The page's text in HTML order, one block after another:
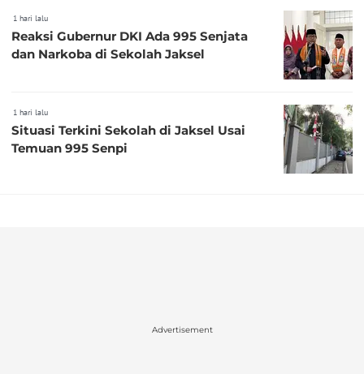
1 hari lalu
Reaksi Gubernur DKI Ada 995 Senjata
dan Narkoba di Sekolah Jaksel
1 hari lalu
Situasi Terkini Sekolah di Jaksel Usai
Temuan 995 Senpi
Advertisement